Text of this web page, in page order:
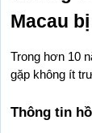
Macau
Trong hơn 10
gặp không ít
Thông tin